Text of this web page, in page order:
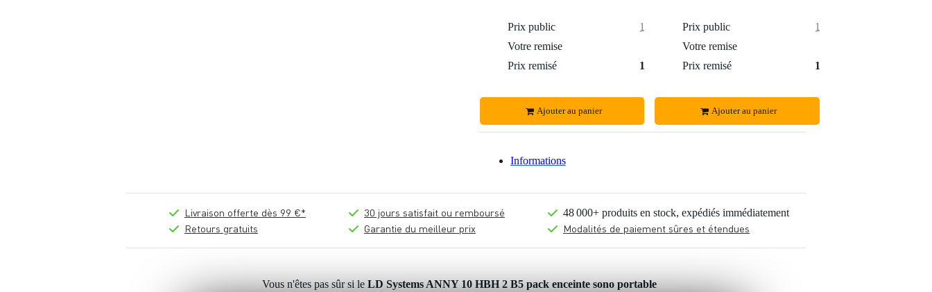
Prix public
1 048 €
Votre remise
Prix remisé
1 046 €
Ajouter au panier
Prix public
1 063 €
Votre remise
Prix remisé
1 059 €
Ajouter au panier
Informations
Livraison offerte dès 99 €*
Retours gratuits
30 jours satisfait ou remboursé
Garantie du meilleur prix
48 000+ produits en stock, expédiés immédiatement
Modalités de paiement sûres et étendues
Vous n'êtes pas sûr si le LD Systems ANNY 10 HBH 2 B5 pack enceinte sono portable